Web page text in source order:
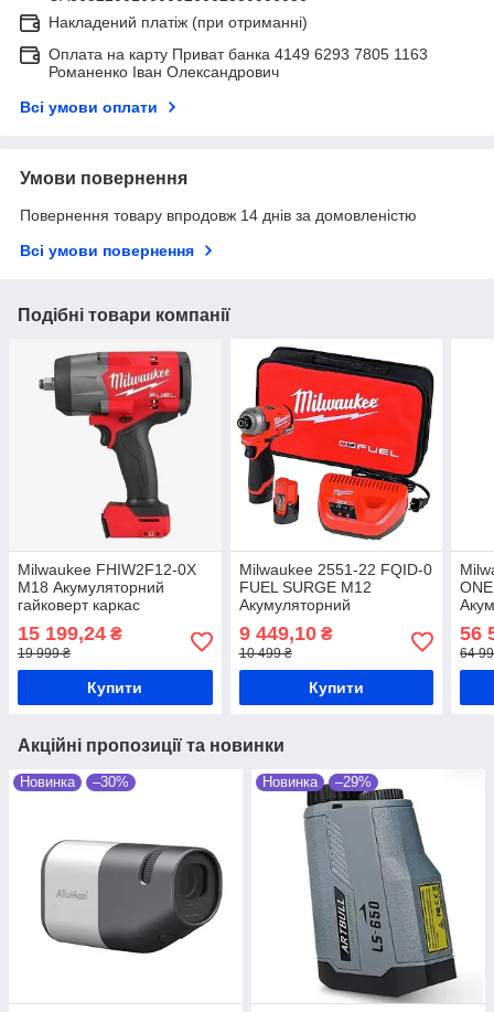
Накладений платіж (при отриманні)
Оплата на карту Приват банка 4149 6293 7805 1163
Романенко Іван Олександрович
Всі умови оплати
Умови повернення
Повернення товару впродовж 14 днів за домовленістю
Всі умови повернення
Подібні товари компанії
Milwaukee FHIW2F12-0X
M18 Акумуляторний
гайковерт каркас
15 199,24 ₴
19 999 ₴
Купити
Milwaukee 2551-22 FQID-0
FUEL SURGE M12
Акумуляторний
імпульсний гайковерт
комплект
9 449,10₴
10 499 ₴
Купити
із
56
64
Акційні пропозиції та новинки
Новинка –30% Новинка –29%